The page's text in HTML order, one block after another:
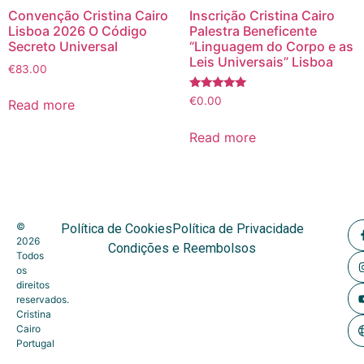
Convenção Cristina Cairo
Lisboa 2026 O Código
Secreto Universal
€83.00
Read more
Inscrição Cristina Cairo
Palestra Beneficente
“Linguagem do Corpo e as
Leis Universais” Lisboa
Rated
4.75
€0.00
Read more
©
2026
Todos
os
direitos
reservados.
Cristina
Cairo
Portugal
Política de CookiesPolítica de Privacidade
Condições e Reembolsos